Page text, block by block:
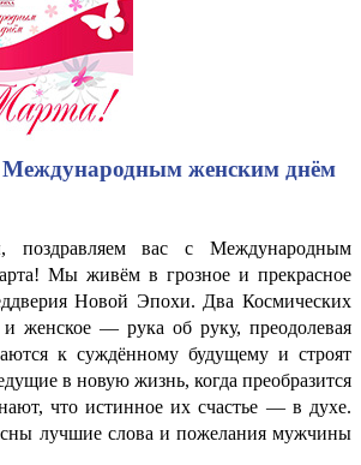
Международным женским днём
поздравляем вас с Международным
Мы живём в грозное и прекрасное
Новой Эпохи. Два Космических
женское — рука об руку, преодолевая
к суждённому будущему и строят
в новую жизнь, когда преобразится
что истинное их счастье — в духе.
лучшие слова и пожелания мужчины